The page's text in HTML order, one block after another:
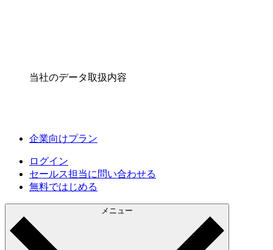
当社のデータ取扱内容
企業向けプラン
ログイン
セールス担当に問い合わせる
無料ではじめる
メニュー